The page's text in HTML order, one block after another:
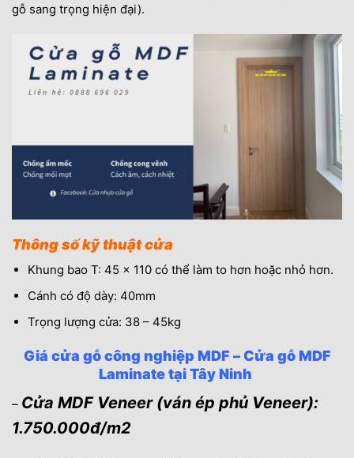
gỗ sang trọng hiện đại).
Thông số kỹ thuật cửa
Khung bao T: 45 x 110 có thể làm to hơn hoặc nhỏ hơn.
Cánh có độ dày: 40mm
Trọng lượng cửa: 38 – 45kg
Giá cửa gỗ công nghiệp MDF – Cửa gỗ MDF
Laminate tại Tây Ninh
– Cửa MDF Veneer (ván ép phủ Veneer):
1.750.000đ/m2